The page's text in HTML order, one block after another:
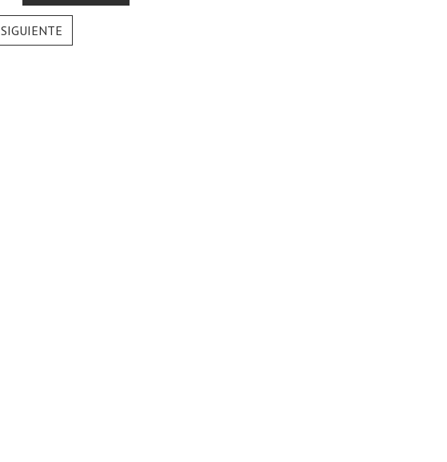
SIGUIENTE